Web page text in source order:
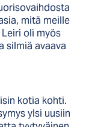
mitä meille
oli myös
silmiä avaava
kotia kohti.
ylsi uusiin